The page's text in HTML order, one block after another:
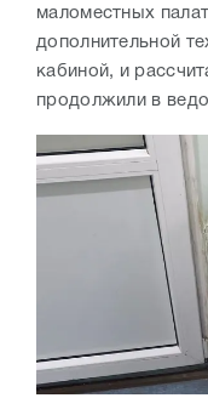
маломестных
дополнительной
кабиной, и
продолжили в